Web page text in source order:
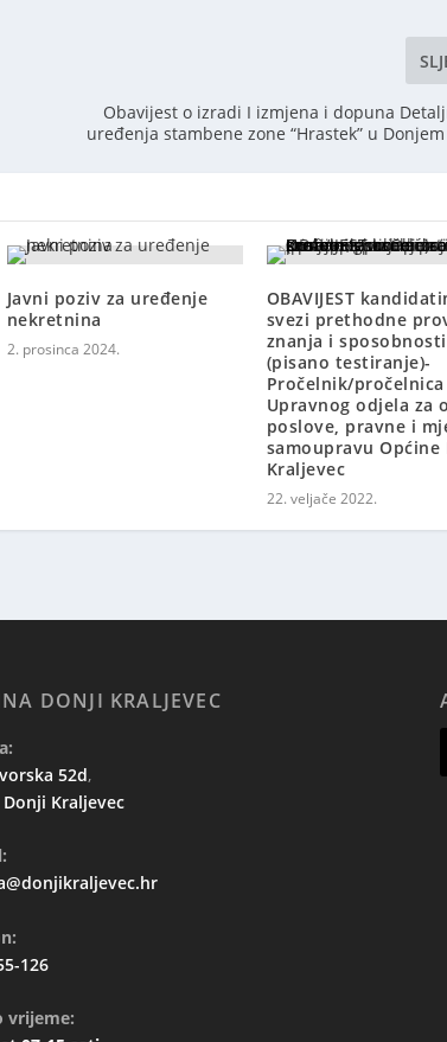
Obavijest o izradi I izmjena i dopuna
uređenja stambene zone “Hrastek” u
Javni poziv za uređenje
nekretnina
2. prosinca 2024.
OBAVIJEST
svezi prethodne
znanja i sposobnosti
(pisano testiranje)-
Pročelnik/pročelnica
Upravnog odjela za
poslove, pravne i
samoupravu Općine
Kraljevec
22. veljače 2022.
DONJI KRALJEVEC
52d,
Donji Kraljevec
126
vrijeme: